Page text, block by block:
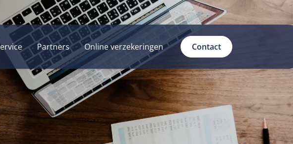
Partners Online verzekeringen Contact